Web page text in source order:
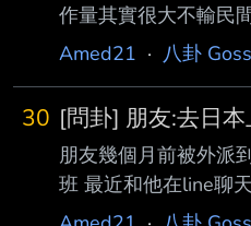
作量其實很大不輸民
上8點 聽說還不能拿
怎摸沒大家說得那樣
my Samsung SM-
Amed21 · 八卦
30 [問卦] 朋友:去日
朋友幾個月前被外派
班 最近和他在line聊
快樂 日本辦公室78人